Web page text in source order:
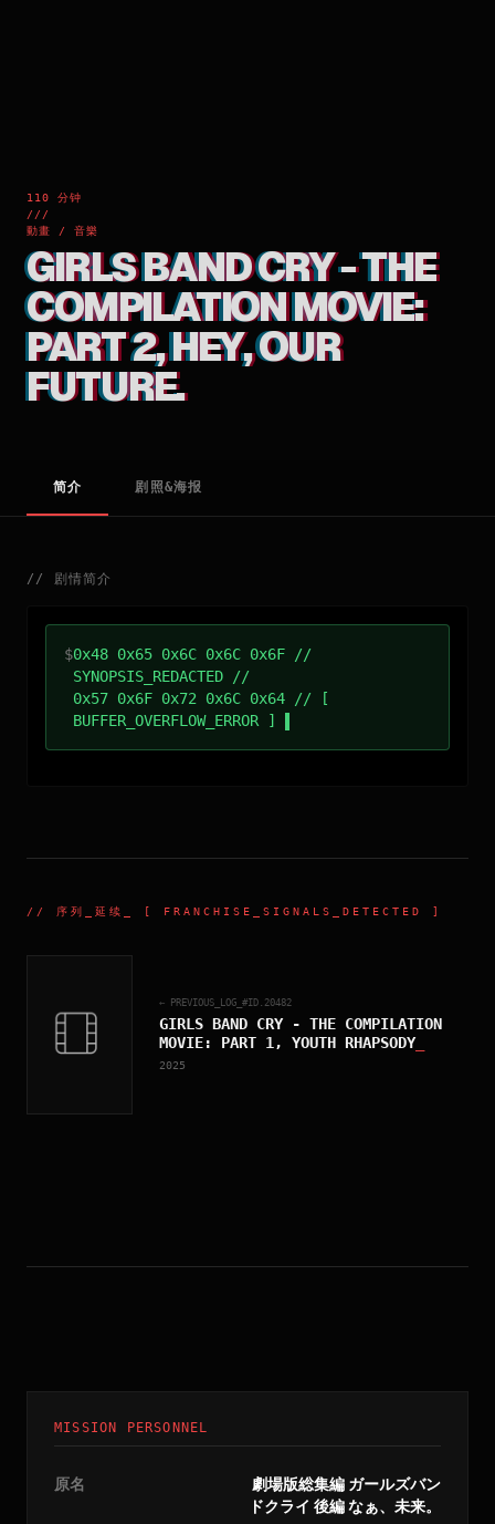
110 分钟
///
動畫 / 音樂
GIRLS BAND CRY - THE
COMPILATION MOVIE:
PART 2, HEY, OUR
FUTURE.
简介 剧照&海报
// 剧情简介
$0x48 0x65 0x6C 0x6C 0x6F //
SYNOPSIS_REDACTED //
0x57 0x6F 0x72 0x6C 0x64 // [
BUFFER_OVERFLOW_ERROR ]
// 序列_延续 _ [ FRANCHISE_SIGNALS_DETECTED ]
← PREVIOUS_LOG_#ID. 20482
GIRLS BAND CRY - THE COMPILATION
MOVIE: PART 1, YOUTH RHAPSODY_
2025
MISSION PERSONNEL
原名
劇場版総集編 ガールズバン
ドクライ 後編 なぁ、未来。